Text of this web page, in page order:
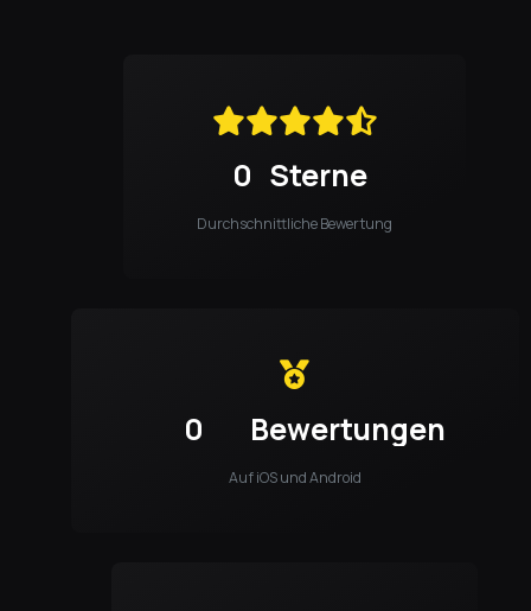
0 Sterne
Durchschnittliche Bewertung
0 Bewertungen
Auf iOS und Android